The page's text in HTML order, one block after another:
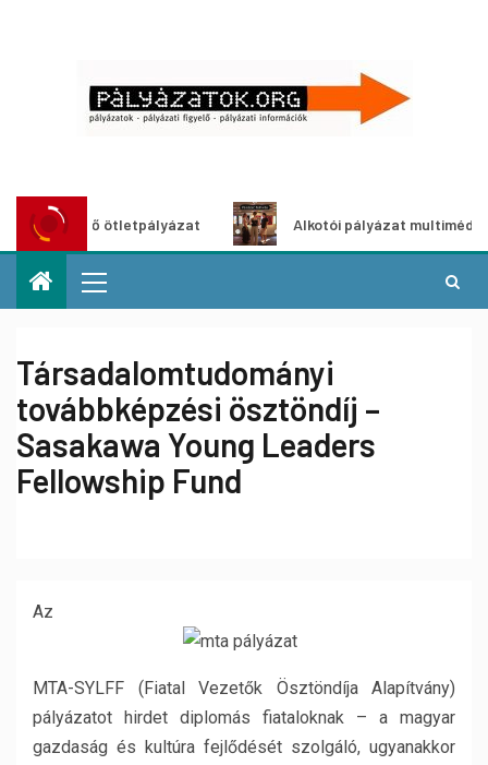
ötletpályázat Alkotói pályázat multimédia-
Társadalomtudományi
továbbképzési ösztöndíj –
Sasakawa Young Leaders
Fellowship Fund
Az
MTA-SYLFF (Fiatal Vezetők Ösztöndíja Alapítvány)
pályázatot hirdet diplomás fiataloknak – a magyar
gazdaság és kultúra fejlődését szolgáló, ugyanakkor